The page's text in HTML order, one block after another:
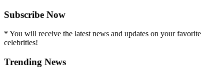
Subscribe Now
* You will receive the latest news and updates on your favorite
celebrities!
Trending News